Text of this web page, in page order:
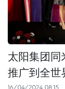
太阳集团
推广到全世
16/04/2024 08:15